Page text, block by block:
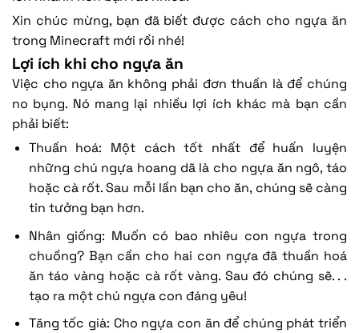
Xin chúc mừng, bạn đã biết được cách cho ngựa ăn
trong Minecraft mới rồi nhé!
Lợi ích khi cho ngựa ăn
Việc cho ngựa ăn không phải đơn thuần là để chúng
no bụng. Nó mang lại nhiều lợi ích khác mà bạn cần
phải biết:
Thuần hoá: Một cách tốt nhất để huấn luyện
những chú ngựa hoang dã là cho ngựa ăn ngô, táo
hoặc cà rốt. Sau mỗi lần bạn cho ăn, chúng sẽ càng
tin tưởng bạn hơn.
Nhân giống: Muốn có bao nhiêu con ngựa trong
chuồng? Bạn cần cho hai con ngựa đã thuần hoá
ăn táo vàng hoặc cà rốt vàng. Sau đó chúng sẽ. . .
tạo ra một chú ngựa con đáng yêu!
Tăng tốc già: Cho ngựa con ăn để chúng phát triển